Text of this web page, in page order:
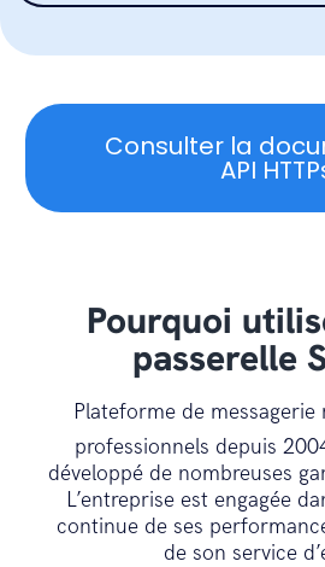
try {
return ERROR_API;
// send SMS with POST method
accessToken, string
destinataires,
string optionStop) {
string finalUrl = URL +
PATH_SEND_SMS;
Consulter la
API
Pourquoi
passerelle
Plateforme de
professionnels depuis
développé de nombreuses
L’entreprise est engagée
continue de ses
de son service